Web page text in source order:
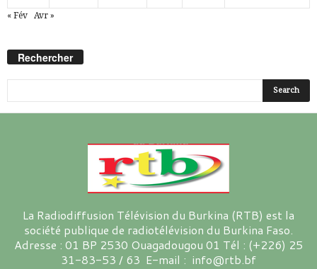
« Fév Avr »
Rechercher
La Radiodiffusion Télévision du Burkina (RTB) est la
société publique de radiotélévision du Burkina Faso.
Adresse : 01 BP 2530 Ouagadougou 01 Tél : (+226) 25
31-83-53 / 63 E-mail : info@rtb.bf